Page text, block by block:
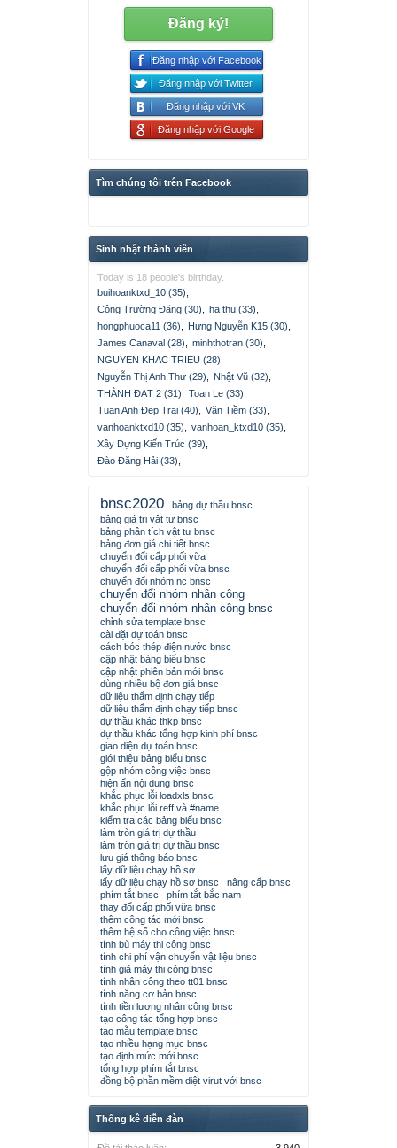
Đăng ký!
Đăng nhập với Facebook
Đăng nhập với Twitter
Đăng nhập với VK
Đăng nhập với Google
Tìm chúng tôi trên Facebook
Sinh nhật thành viên
Today is 18 people's birthday.
buihoanktxd_10 (35)
Công Trường Đặng (30)
ha thu (33)
hongphuoca11 (36)
Hưng Nguyễn K15 (30)
James Canaval (28)
minhthotran (30)
NGUYEN KHAC TRIEU (28)
Nguyễn Thị Anh Thư (29)
Nhật Vũ (32)
THÀNH ĐẠT 2 (31)
Toan Le (33)
Tuan Anh Đep Trai (40)
Văn Tiềm (33)
vanhoanktxd10 (35)
vanhoan_ktxd10 (35)
Xây Dựng Kiến Trúc (39)
Đào Đăng Hải (33)
bnsc2020
bảng dự thầu bnsc
bảng giá trị vật tư bnsc
bảng phân tích vật tư bnsc
bảng đơn giá chi tiết bnsc
chuyển đổi cấp phối vữa
chuyển đổi cấp phối vữa bnsc
chuyển đổi nhóm nc bnsc
chuyển đổi nhóm nhân công
chuyển đổi nhóm nhân công bnsc
chỉnh sửa template bnsc
cài đặt dự toán bnsc
cách bóc thép điện nước bnsc
cập nhật bảng biểu bnsc
cập nhật phiên bản mới bnsc
dùng nhiều bộ đơn giá bnsc
dữ liệu thẩm định chạy tiếp
dữ liệu thẩm định chạy tiếp bnsc
dự thầu khác thkp bnsc
dự thầu khác tổng hợp kinh phí bnsc
giao diện dự toán bnsc
giới thiệu bảng biểu bnsc
gộp nhóm công việc bnsc
hiện ẩn nội dung bnsc
khắc phục lỗi loadxls bnsc
khắc phục lỗi reff và #name
kiểm tra các bảng biểu bnsc
làm tròn giá trị dự thầu
làm tròn giá trị dự thầu bnsc
lưu giá thông báo bnsc
lấy dữ liệu chạy hồ sơ
lấy dữ liệu chạy hồ sơ bnsc
nâng cấp bnsc
phím tắt bnsc
phím tắt bắc nam
thay đổi cấp phối vữa bnsc
thêm công tác mới bnsc
thêm hệ số cho công việc bnsc
tính bù máy thi công bnsc
tính chi phí vận chuyển vật liệu bnsc
tính giá máy thi công bnsc
tính nhân công theo tt01 bnsc
tính năng cơ bản bnsc
tính tiền lương nhân công bnsc
tạo công tác tổng hợp bnsc
tạo mẫu template bnsc
tạo nhiều hạng mục bnsc
tạo định mức mới bnsc
tổng hợp phím tắt bnsc
đồng bộ phần mềm diệt virut với bnsc
Thống kê diễn đàn